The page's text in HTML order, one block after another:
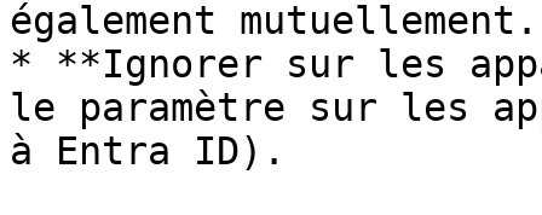
également mutuellement.
* **Ignorer sur les
le paramètre sur les
à Entra ID).